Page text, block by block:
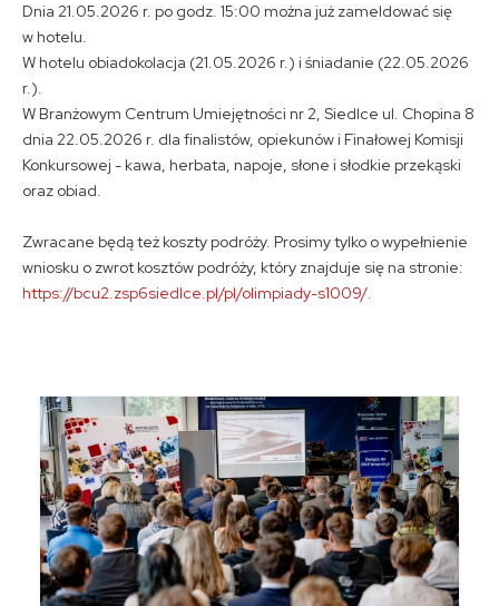
Dnia 21.05.2026 r. po godz. 15:00 można już zameldować się
w hotelu.
W hotelu obiadokolacja (21.05.2026 r.) i śniadanie (22.05.2026
r.).
W Branżowym Centrum Umiejętności nr 2, Siedlce ul. Chopina 8
dnia 22.05.2026 r. dla finalistów, opiekunów i Finałowej Komisji
Konkursowej - kawa, herbata, napoje, słone i słodkie przekąski
oraz obiad.
Zwracane będą też koszty podróży. Prosimy tylko o wypełnienie
wniosku o zwrot kosztów podróży, który znajduje się na stronie:
https://bcu2.zsp6siedlce.pl/pl/olimpiady-s1009/.